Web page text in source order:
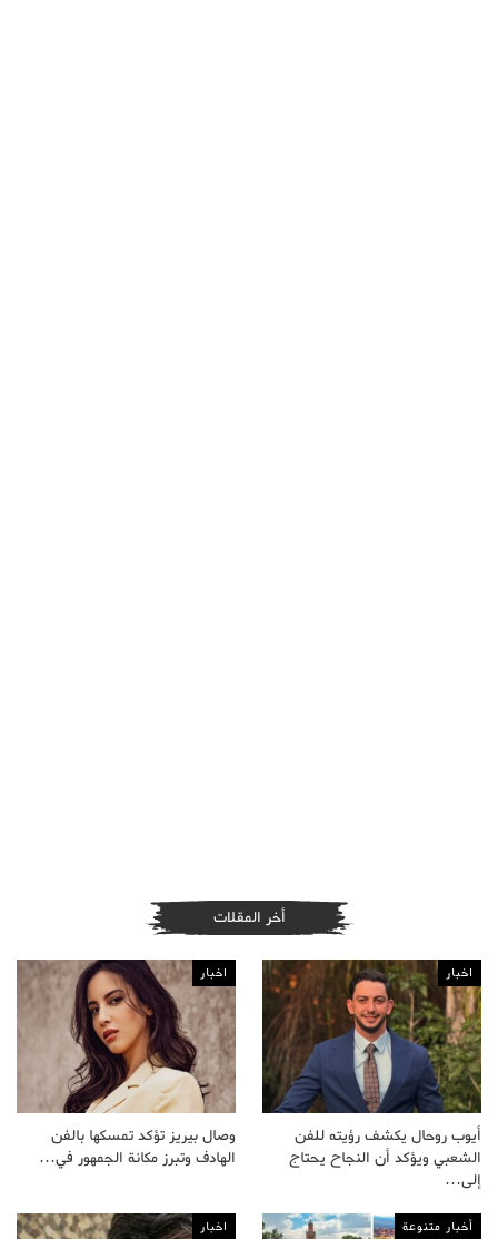
أخر المقلات
اخبار
أيوب روحال يكشف رؤيته للفن
الشعبي ويؤكد أن النجاح يحتاج
إلى…
اخبار
وصال بيريز تؤكد تمسكها بالفن
الهادف وتبرز مكانة الجمهور في…
أخبار متنوعة اخبار